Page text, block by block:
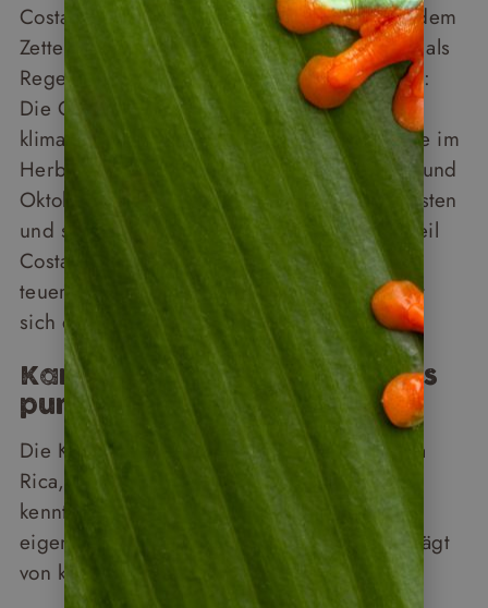
Costa Rica hat im Herbst kaum jemand auf dem
Zettel – das Land gilt zu dieser Zeit offiziell als
Regenzeitgebiet. Was die wenigsten wissen:
Die Cordillera Central teilt das Land in zwei
klimatische Welten. Während die Pazifikseite im
Herbst Regen bekommt, zählen September und
Oktober an der Karibikküste zu den trockensten
und sonnigsten Monaten des Jahres. Und weil
Costa Rica in der Hochsaison eines der
teuersten Reiseziele Mittelamerikas ist, lohnt
sich der Herbst gleich doppelt.
Karibisches Flair und Wildnis
pur
Die Karibikküste ist das Gegenteil von Costa
Rica, wie man es aus Hochglanzprospekten
kennt. Cahuita und Puerto Viejo haben ein
eigenes Tempo – entspannt, bunt und geprägt
von karibischer Leichtigkeit.